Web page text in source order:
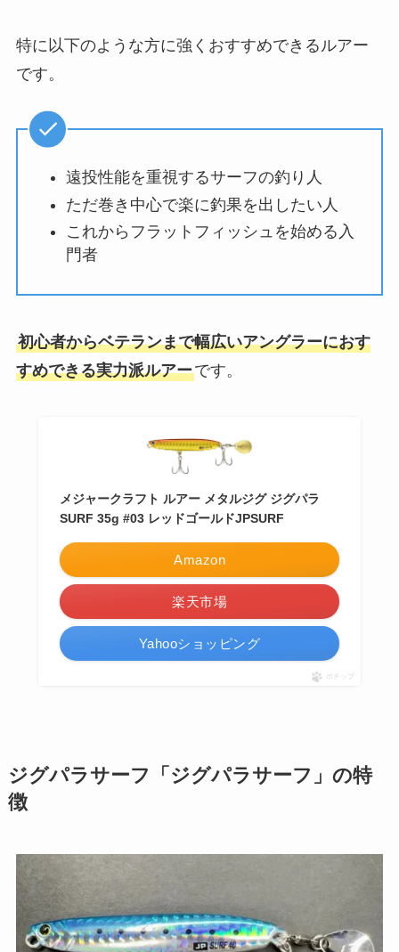
特に以下のような方に強くおすすめできるルアー
です。
遠投性能を重視するサーフの釣り人
ただ巻き中心で楽に釣果を出したい人
これからフラットフィッシュを始める入
門者
初心者からベテランまで幅広いアングラーにおす
すめできる実力派ルアーです。
メジャークラフト ルアー メタルジグ ジグパラ
SURF 35g #03 レッドゴールドJPSURF
Amazon
楽天市場
Yahooショッピング
ポチップ
ジグパラサーフ「ジグパラサーフ」の特
徴